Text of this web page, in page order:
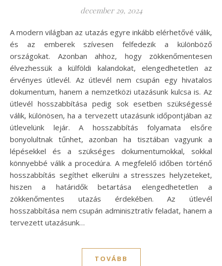
december 29, 2024
A modern világban az utazás egyre inkább elérhetővé válik,
és az emberek szívesen felfedezik a különböző
országokat. Azonban ahhoz, hogy zökkenőmentesen
élvezhessük a külföldi kalandokat, elengedhetetlen az
érvényes útlevél. Az útlevél nem csupán egy hivatalos
dokumentum, hanem a nemzetközi utazásunk kulcsa is. Az
útlevél hosszabbítása pedig sok esetben szükségessé
válik, különösen, ha a tervezett utazásunk időpontjában az
útlevelünk lejár. A hosszabbítás folyamata elsőre
bonyolultnak tűnhet, azonban ha tisztában vagyunk a
lépésekkel és a szükséges dokumentumokkal, sokkal
könnyebbé válik a procedúra. A megfelelő időben történő
hosszabbítás segíthet elkerülni a stresszes helyzeteket,
hiszen a határidők betartása elengedhetetlen a
zökkenőmentes utazás érdekében. Az útlevél
hosszabbítása nem csupán adminisztratív feladat, hanem a
tervezett utazásunk…
TOVÁBB